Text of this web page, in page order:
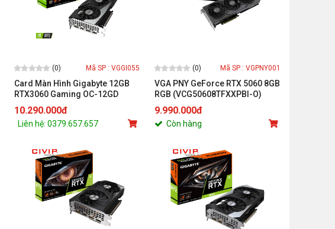
(0) Mã SP : VGGI055
Card Màn Hình Gigabyte 12GB
RTX3060 Gaming OC-12GD
(12GB GDDR6, 192 bit, HDMI x2 /
DP x2)
10.290.000đ
Liên hệ: 0379.657.657
(0) Mã SP : VGPNY001
VGA PNY GeForce RTX 5060 8GB
RGB (VCG50608TFXXPBI-O)
9.990.000đ
Còn hàng